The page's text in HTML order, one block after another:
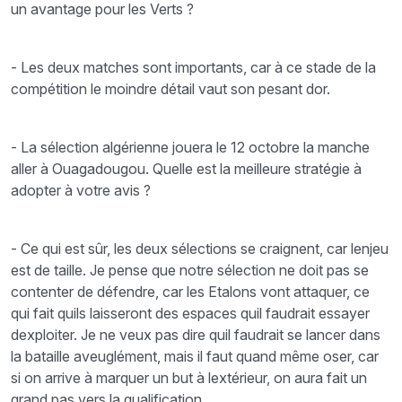
un avantage pour les Verts ?
- Les deux matches sont importants, car à ce stade de la
compétition le moindre détail vaut son pesant dor.
- La sélection algérienne jouera le 12 octobre la manche
aller à Ouagadougou. Quelle est la meilleure stratégie à
adopter à votre avis ?
- Ce qui est sûr, les deux sélections se craignent, car lenjeu
est de taille. Je pense que notre sélection ne doit pas se
contenter de défendre, car les Etalons vont attaquer, ce
qui fait quils laisseront des espaces quil faudrait essayer
dexploiter. Je ne veux pas dire quil faudrait se lancer dans
la bataille aveuglément, mais il faut quand même oser, car
si on arrive à marquer un but à lextérieur, on aura fait un